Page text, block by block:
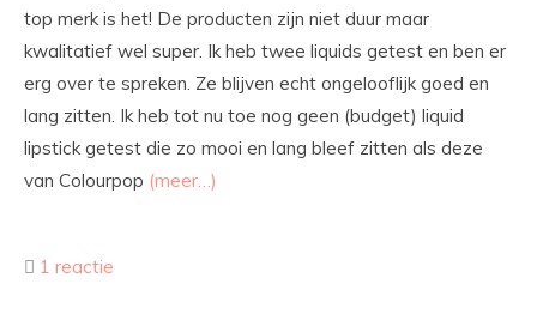
top merk is het! De producten zijn niet duur maar
kwalitatief wel super. Ik heb twee liquids getest en ben er
erg over te spreken. Ze blijven echt ongelooflijk goed en
lang zitten. Ik heb tot nu toe nog geen (budget) liquid
lipstick getest die zo mooi en lang bleef zitten als deze
van Colourpop (meer…)
1 reactie